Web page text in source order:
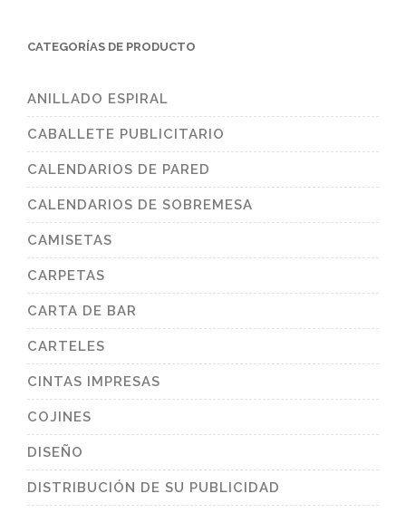
CATEGORÍAS DE PRODUCTO
ANILLADO ESPIRAL
CABALLETE PUBLICITARIO
CALENDARIOS DE PARED
CALENDARIOS DE SOBREMESA
CAMISETAS
CARPETAS
CARTA DE BAR
CARTELES
CINTAS IMPRESAS
COJINES
DISEÑO
DISTRIBUCIÓN DE SU PUBLICIDAD